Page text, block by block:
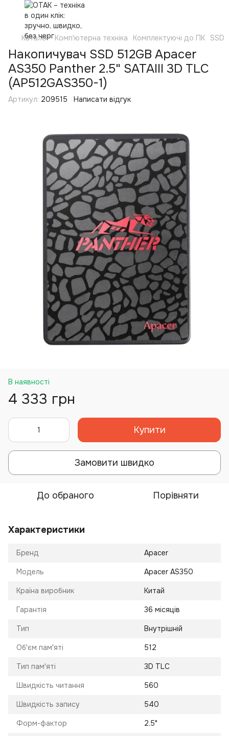
Каталог Комп'ютерна техніка Комплектуючі до ПК SSD
Накопичувач SSD 512GB Apacer
AS350 Panther 2.5" SATAIII 3D TLC
(AP512GAS350-1)
Артикул: 209515 Написати відгук
В наявності
4 333 грн
Купити
Замовити швидко
До обраного Порівняти
Характеристики
Бренд Apacer
Модель Apacer AS350
Країна виробник Китай
Гарантія 36 місяців
Тип Внутрішній
Об'єм пам'яті 512
Тип пам'яті 3D TLC
Швидкість читання 560
Швидкість запису 540
Форм-фактор 2.5"